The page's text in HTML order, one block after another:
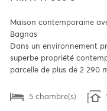
Maison contemporaine
Bagnas
Dans un environnement
superbe propriété
parcelle de plus de 2 290
5 chambre(s)